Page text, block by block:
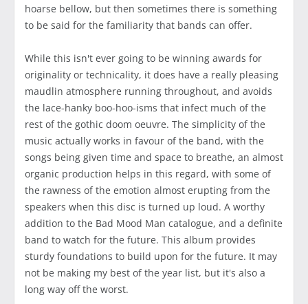
hoarse bellow, but then sometimes there is something
to be said for the familiarity that bands can offer.
While this isn't ever going to be winning awards for
originality or technicality, it does have a really pleasing
maudlin atmosphere running throughout, and avoids
the lace-hanky boo-hoo-isms that infect much of the
rest of the gothic doom oeuvre. The simplicity of the
music actually works in favour of the band, with the
songs being given time and space to breathe, an almost
organic production helps in this regard, with some of
the rawness of the emotion almost erupting from the
speakers when this disc is turned up loud. A worthy
addition to the Bad Mood Man catalogue, and a definite
band to watch for the future. This album provides
sturdy foundations to build upon for the future. It may
not be making my best of the year list, but it's also a
long way off the worst.